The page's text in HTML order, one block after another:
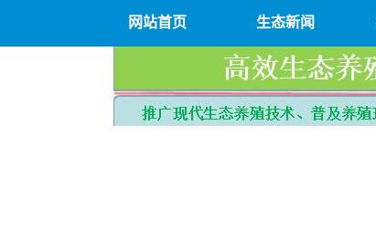
网站首页 生态新闻